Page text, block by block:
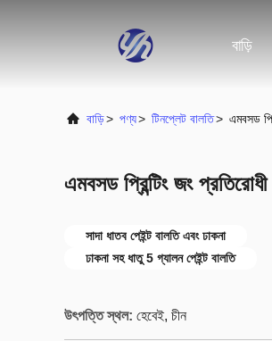
বাড়ি
বাড়ি> পণ্য> টিনপ্লেট বালতি> এমবসড
এমবসড প্রিন্টিং জং
সাদা ধাতব পেইন্ট বালতি এবং ঢাকনা
ঢাকনা সহ ধাতু 5 গ্যালন পেইন্ট বালতি
উৎপত্তি স্থল: হেবেই, চীন